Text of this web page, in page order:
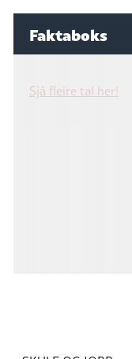
Faktaboks
Sjå fleire tal her!